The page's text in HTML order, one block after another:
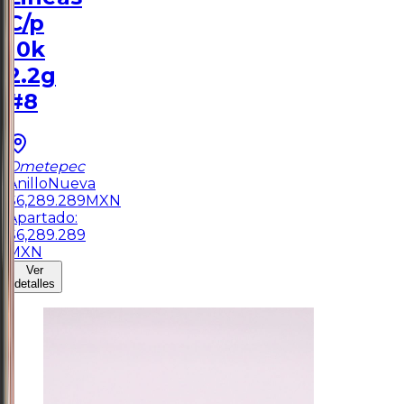
C/p
10k
2.2g
#8
Ometepec
Anillo Nueva
$6,289.289 MXN
Apartado:
$6,289.289
MXN
Ver
detalles